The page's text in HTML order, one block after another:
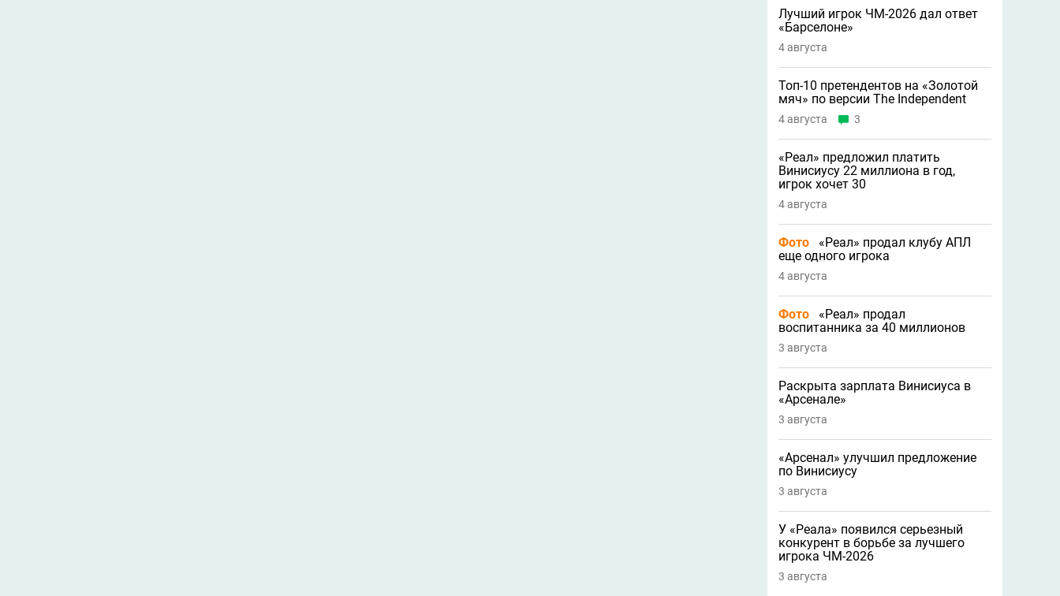
Лучший игрок ЧМ-2026 дал ответ
«Барселоне»
4 августа
Топ-10 претендентов на «Золотой
мяч» по версии The Independent
4 августа 3
«Реал» предложил платить
Винисиусу 22 миллиона в год,
игрок хочет 30
4 августа
Фото
«Реал» продал клубу АПЛ
еще одного игрока
4 августа
Фото
«Реал» продал
воспитанника за 40 миллионов
3 августа
Раскрыта зарплата Винисиуса в
«Арсенале»
3 августа
«Арсенал» улучшил предложение
по Винисиусу
3 августа
У «Реала» появился серьезный
конкурент в борьбе за лучшего
игрока ЧМ-2026
3 августа